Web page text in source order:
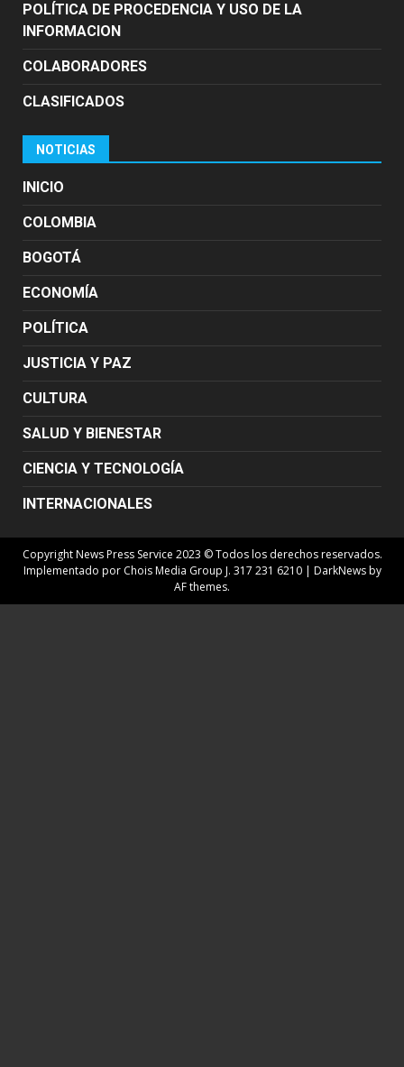
POLÍTICA DE PROCEDENCIA Y USO DE LA
INFORMACION
COLABORADORES
CLASIFICADOS
NOTICIAS
INICIO
COLOMBIA
BOGOTÁ
ECONOMÍA
POLÍTICA
JUSTICIA Y PAZ
CULTURA
SALUD Y BIENESTAR
CIENCIA Y TECNOLOGÍA
INTERNACIONALES
Copyright News Press Service 2023 © Todos los derechos reservados.
Implementado por Chois Media Group J. 317 231 6210 | DarkNewsby
AF themes.